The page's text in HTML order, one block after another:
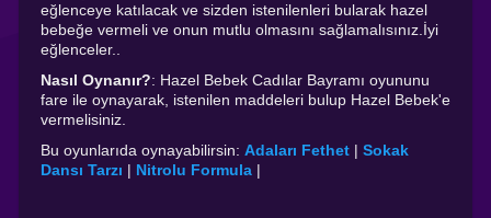
eğlenceye katılacak ve sizden istenilenleri bularak hazel
bebeğe vermeli ve onun mutlu olmasını sağlamalısınız.İyi
eğlenceler..
Nasıl Oynanır?: Hazel Bebek Cadılar Bayramı oyununu
fare ile oynayarak, istenilen maddeleri bulup Hazel Bebek'e
vermelisiniz.
Bu oyunlarıda oynayabilirsin: Adaları Fethet | Sokak
Dansı Tarzı | Nitrolu Formula |